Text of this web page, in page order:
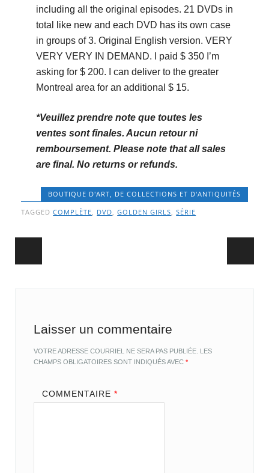
including all the original episodes. 21 DVDs in
total like new and each DVD has its own case
in groups of 3. Original English version. VERY
VERY VERY IN DEMAND. I paid $ 350 I’m
asking for $ 200. I can deliver to the greater
Montreal area for an additional $ 15.
*Veuillez prendre note que toutes les
ventes sont finales. Aucun retour ni
remboursement. Please note that all sales
are final. No returns or refunds.
BOUTIQUE D'ART, DE COLLECTIONS ET D'ANTIQUITÉS
TAGGEDCOMPLÈTE, DVD,GOLDEN GIRLS,SÉRIE
Post navigation
Laisser un commentaire
VOTRE ADRESSE COURRIEL NE SERA PAS PUBLIÉE. LES
CHAMPS OBLIGATOIRES SONT INDIQUÉS AVEC*
COMMENTAIRE *